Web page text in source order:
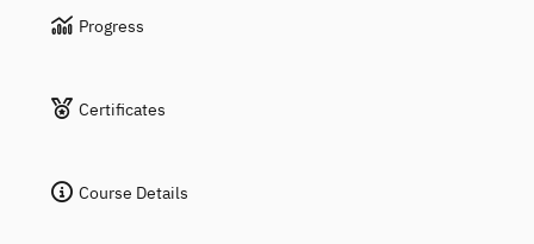
Progress
Certificates
Course Details